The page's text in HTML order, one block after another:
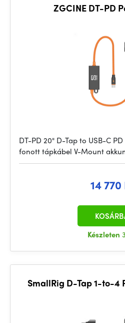
DT-PD 20" D-Tap to USB-C
fonott tápkábel V-Mount
14 770
Készleten
SmallRig D-Tap 1-to-4